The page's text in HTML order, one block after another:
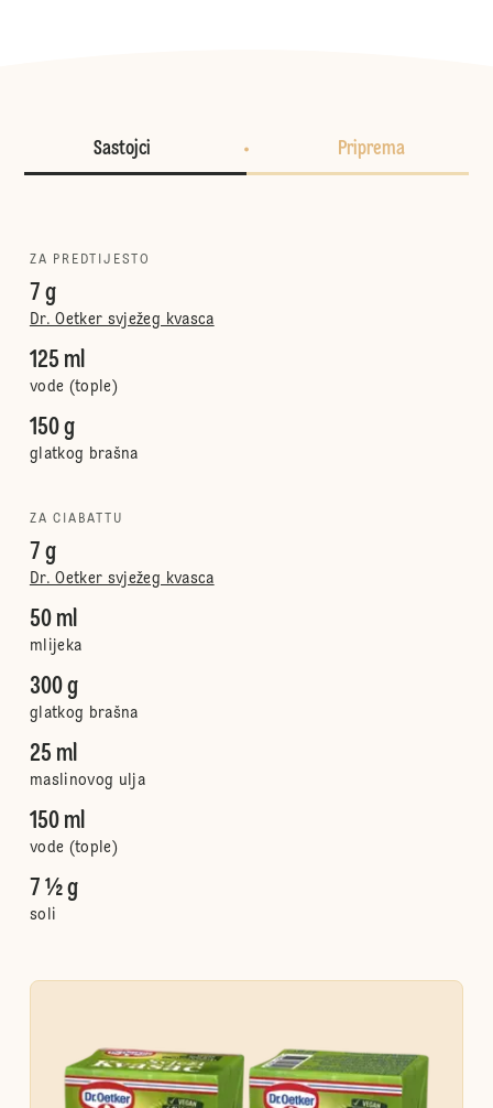
Sastojci Priprema
ZA PREDTIJESTO
7 g
Dr. Oetker svježeg kvasca
125 ml
vode (tople)
150 g
glatkog brašna
ZA CIABATTU
7 g
Dr. Oetker svježeg kvasca
50 ml
mlijeka
300 g
glatkog brašna
25 ml
maslinovog ulja
150 ml
vode (tople)
7 ½ g
soli